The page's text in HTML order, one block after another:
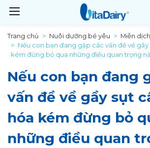
Trang chủ Nuôi dưỡng bé yêu
Miễn
Nếu con bạn đang gặp các vấn đề về
kém đừng bỏ qua những điều quan trọng
Nếu con bạn đang
vấn đề về gầy sụt
hóa kém đừng bỏ
những điều quan